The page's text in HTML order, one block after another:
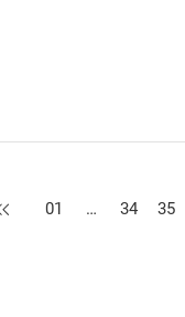
上一页
01 … 34 35